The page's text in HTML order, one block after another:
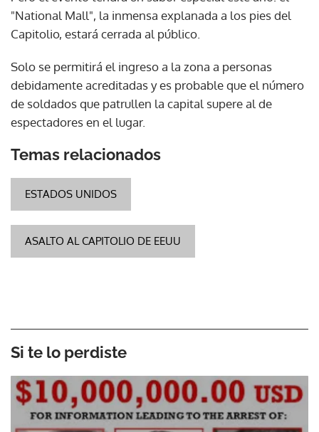
"National Mall", la inmensa explanada a los pies del
Capitolio, estará cerrada al público.
Solo se permitirá el ingreso a la zona a personas
debidamente acreditadas y es probable que el número
de soldados que patrullen la capital supere al de
espectadores en el lugar.
Temas relacionados
ESTADOS UNIDOS
ASALTO AL CAPITOLIO DE EEUU
Si te lo perdiste